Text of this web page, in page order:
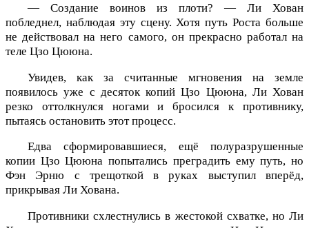
— Создание воинов из плоти? — Ли Хован
побледнел, наблюдая эту сцену. Хотя путь Роста больше
не действовал на него самого, он прекрасно работал на
теле Цзо Цююна.
Увидев, как за считанные мгновения на земле
появилось уже с десяток копий Цзо Цююна, Ли Хован
резко оттолкнулся ногами и бросился к противнику,
пытаясь остановить этот процесс.
Едва сформировавшиеся, ещё полуразрушенные
копии Цзо Цююна попытались преградить ему путь, но
Фэн Эрню с трещоткой в руках выступил вперёд,
прикрывая Ли Хована.
Противники схлестнулись в жестокой схватке, но Ли